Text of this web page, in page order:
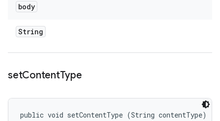
body
String
setContentType
public void setContentType (String contentType)